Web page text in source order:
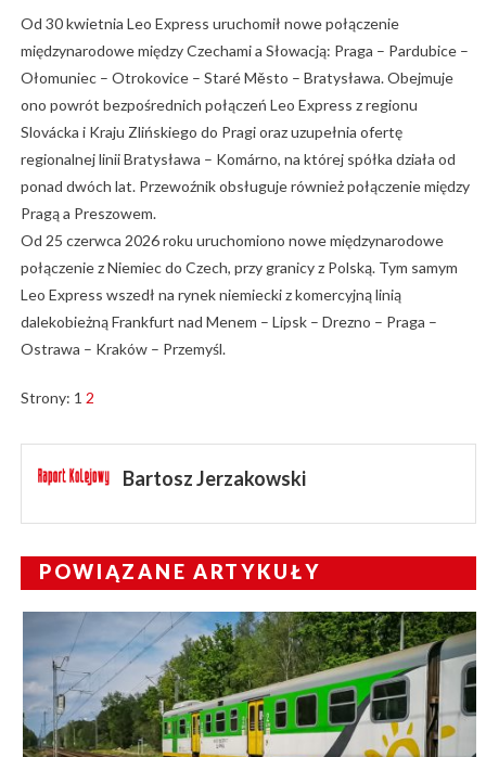
Od 30 kwietnia Leo Express uruchomił nowe połączenie
międzynarodowe między Czechami a Słowacją: Praga – Pardubice –
Ołomuniec – Otrokovice – Staré Město – Bratysława. Obejmuje
ono powrót bezpośrednich połączeń Leo Express z regionu
Slovácka i Kraju Zlińskiego do Pragi oraz uzupełnia ofertę
regionalnej linii Bratysława – Komárno, na której spółka działa od
ponad dwóch lat. Przewoźnik obsługuje również połączenie między
Pragą a Preszowem.
Od 25 czerwca 2026 roku uruchomiono nowe międzynarodowe
połączenie z Niemiec do Czech, przy granicy z Polską. Tym samym
Leo Express wszedł na rynek niemiecki z komercyjną linią
dalekobieżną Frankfurt nad Menem – Lipsk – Drezno – Praga –
Ostrawa – Kraków – Przemyśl.
Strony: 1 2
Bartosz Jerzakowski
POWIĄZANE ARTYKUŁY